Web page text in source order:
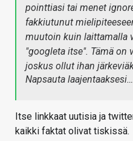
pointtiasi tai menet
fakkiutunut
muutoin kuin laittamalla
"googleta itse". Tämä on
joskus ollut ihan
Napsauta laajentaaksesi…
Itse linkkaat uutisia ja
kaikki faktat olivat tiskissä.